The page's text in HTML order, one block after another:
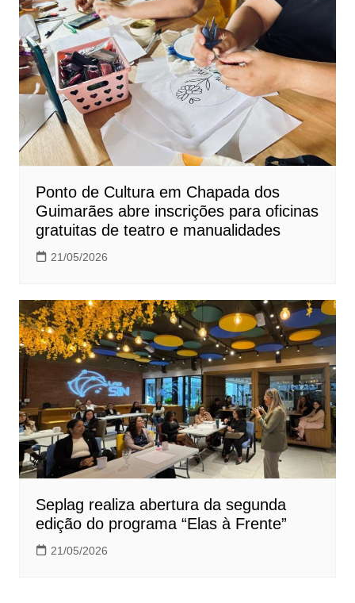
Ponto de Cultura em Chapada dos
Guimarães abre inscrições para oficinas
gratuitas de teatro e manualidades
21/05/2026
Seplag realiza abertura da segunda
edição do programa “Elas à Frente”
21/05/2026